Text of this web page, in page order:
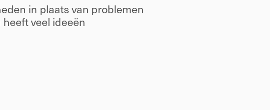
in plaats van problemen
veel ideeën